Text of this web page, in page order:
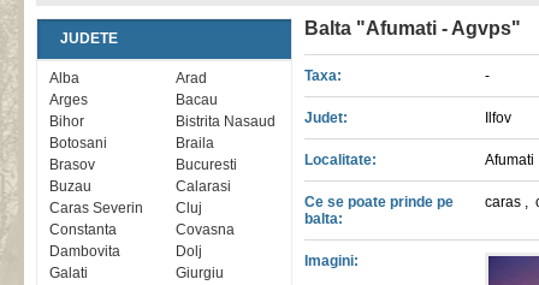
JUDETE
Alba
Arad
Arges
Bacau
Bihor
Bistrita Nasaud
Botosani
Braila
Brasov
Bucuresti
Buzau
Calarasi
Caras Severin
Cluj
Constanta
Covasna
Dambovita
Dolj
Galati
Giurgiu
Balta "Afumati - Agvps"
Taxa: -
Judet: Ilfov
Localitate: Afumati
Ce se poate prinde pe
balta:
caras ,
Imagini: